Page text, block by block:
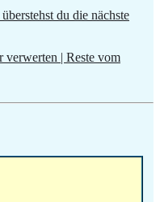
du die nächste
verwerten | Reste vom